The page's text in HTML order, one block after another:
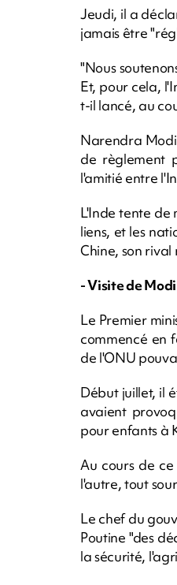
Jeudi, il a
jamais être
"Nous
Et, pour cela,
t-il lancé, au
Narendra
de règlement
l'amitié entre
L'Inde tente de
liens, et les
Chine, son
- Visite de
Le Premier
commencé en
de l'ONU
Début juillet, il
avaient
pour enfants à
Au cours de
l'autre, tout
Le chef du
Poutine "des
la sécurité,